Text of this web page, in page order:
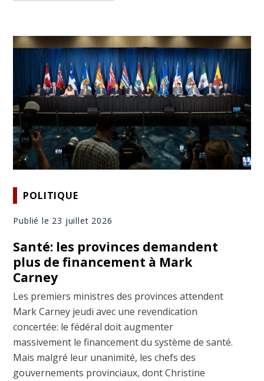
POLITIQUE
Publié le 23 juillet 2026
Santé: les provinces demandent
plus de financement à Mark
Carney
Les premiers ministres des provinces attendent
Mark Carney jeudi avec une revendication
concertée: le fédéral doit augmenter
massivement le financement du système de santé.
Mais malgré leur unanimité, les chefs des
gouvernements provinciaux, dont Christine